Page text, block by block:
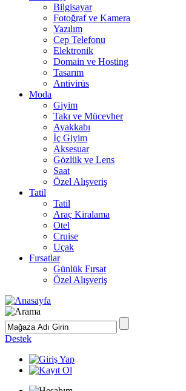
Bilgisayar
Fotoğraf ve Kamera
Yazılım
Cep Telefonu
Elektronik
Domain ve Hosting
Tasarım
Antivirüs
Moda
Giyim
Takı ve Mücevher
Ayakkabı
İç Giyim
Aksesuar
Gözlük ve Lens
Saat
Özel Alışveriş
Tatil
Tatil
Araç Kiralama
Otel
Cruise
Uçak
Fırsatlar
Günlük Fırsat
Özel Alışveriş
Destek